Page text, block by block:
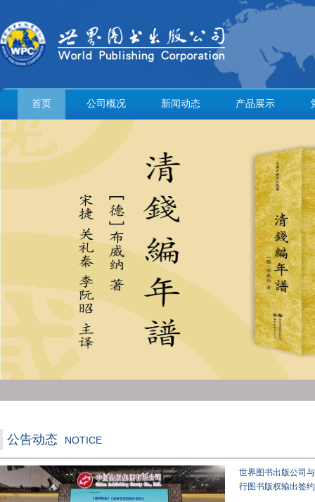
首页 公司概况 新闻动态 产品展示
公告动态 NOTICE
世界图书出版公司
行图书版权输出签